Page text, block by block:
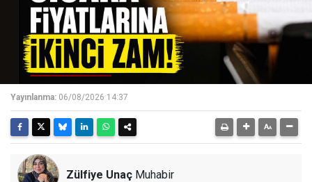
Yayınlanma: 06/08/2026 14:37
Zülfiye Unaç Muhabir